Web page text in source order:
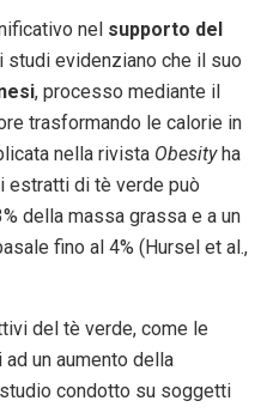
nel supporto del
studi evidenziano che il suo
, processo mediante il
trasformando le calorie in
nella rivista Obesityha
estratti di tè verde può
della massa grassa e a un
fino al 4% (Hursel et al.,
del tè verde, come le
un aumento della
condotto su soggetti